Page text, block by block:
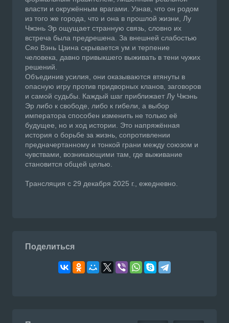
власти и окружённым врагами. Узнав, что он родом
из того же города, что и она в прошлой жизни, Лу
Чжэнь Эр ощущает странную связь, словно их
встреча была предрешена. За внешней слабостью
Сяо Вэнь Цзина скрывается ум и терпение
человека, давно привыкшего выживать в тени чужих
решений.
Объединив усилия, они оказываются втянуты в
опасную игру против придворных кланов, заговоров
и самой судьбы. Каждый шаг приближает Лу Чжэнь
Эр либо к свободе, либо к гибели, а выбор
императора способен изменить не только её
будущее, но и ход истории. Это напряжённая
история о борьбе за жизнь, сопротивлении
предначертанному и тонкой грани между союзом и
чувствами, возникающими там, где выживание
становится общей целью.
Трансляция с 29 декабря 2025 г., ежедневно.
Поделиться